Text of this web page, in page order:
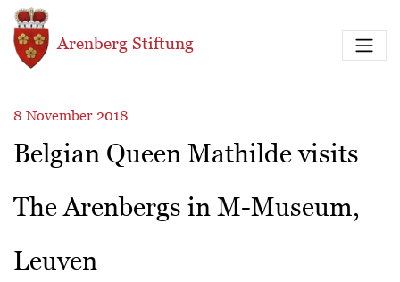
Direkt zum Inhalt
Arenberg Stiftung
8 November 2018
Belgian Queen Mathilde visits
The Arenbergs in M-Museum,
Leuven